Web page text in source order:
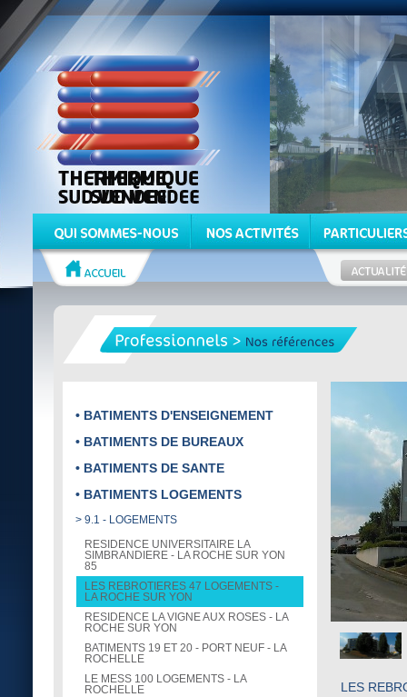
• BATIMENTS D'ENSEIGNEMENT
• BATIMENTS DE BUREAUX
• BATIMENTS DE SANTE
• BATIMENTS LOGEMENTS
> 9.1 - LOGEMENTS
RESIDENCE UNIVERSITAIRE LA
SIMBRANDIERE - LA ROCHE SUR YON
85
LES REBROTIERES 47 LOGEMENTS -
LA ROCHE SUR YON
RESIDENCE LA VIGNE AUX ROSES - LA
ROCHE SUR YON
BATIMENTS 19 ET 20 - PORT NEUF - LA
ROCHELLE
LE MESS 100 LOGEMENTS - LA
ROCHELLE
LES